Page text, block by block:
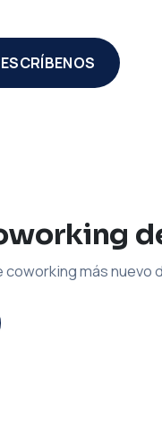
ESCRÍBENOS
más nuevo